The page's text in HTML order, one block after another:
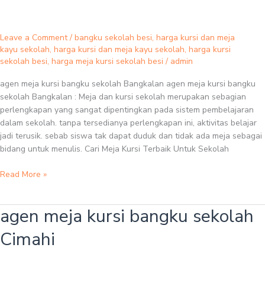
Leave a Comment / bangku sekolah besi, harga kursi dan meja
kayu sekolah, harga kursi dan meja kayu sekolah, harga kursi
sekolah besi, harga meja kursi sekolah besi / admin
agen meja kursi bangku sekolah Bangkalan agen meja kursi bangku
sekolah Bangkalan : Meja dan kursi sekolah merupakan sebagian
perlengkapan yang sangat dipentingkan pada sistem pembelajaran
dalam sekolah. tanpa tersedianya perlengkapan ini, aktivitas belajar
jadi terusik. sebab siswa tak dapat duduk dan tidak ada meja sebagai
bidang untuk menulis. Cari Meja Kursi Terbaik Untuk Sekolah
Read More »
agen meja kursi bangku sekolah
Cimahi
agen
meja
kursi